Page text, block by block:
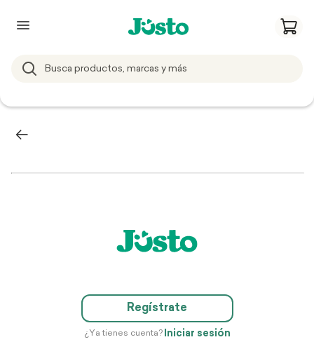
Regístrate
¿Ya tienes cuenta? Iniciar sesión